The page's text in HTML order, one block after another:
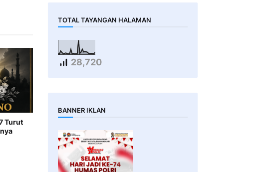
Turut
TOTAL TAYANGAN HALAMAN
28,720
BANNER IKLAN